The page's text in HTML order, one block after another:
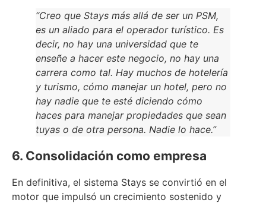
“Creo que Stays más allá de ser un PSM,
es un aliado para el operador turístico. Es
decir, no hay una universidad que te
enseñe a hacer este negocio, no hay una
carrera como tal. Hay muchos de hotelería
y turismo, cómo manejar un hotel, pero no
hay nadie que te esté diciendo cómo
haces para manejar propiedades que sean
tuyas o de otra persona. Nadie lo hace.”
6. Consolidación como empresa
En definitiva, el sistema Stays se convirtió en el
motor que impulsó un crecimiento sostenido y